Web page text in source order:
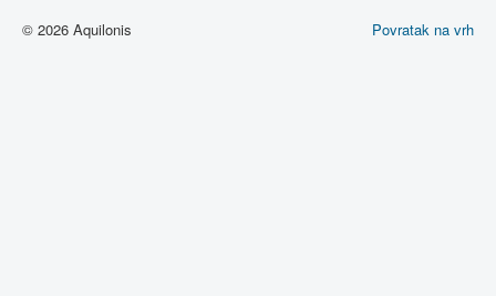
Povratak na vrh
© 2026 Aquilonis